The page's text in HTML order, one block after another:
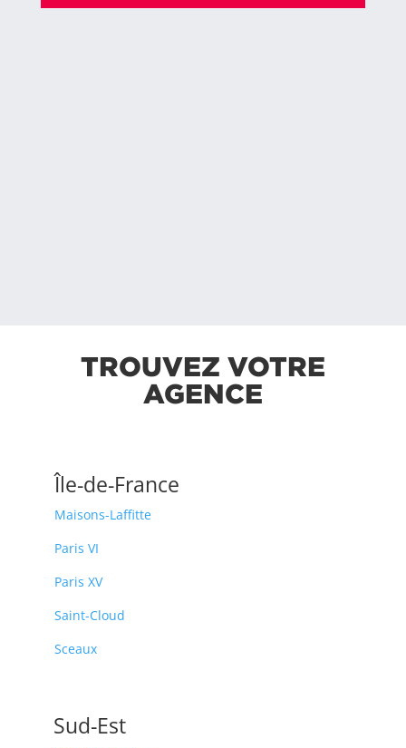
TROUVEZ VOTRE
AGENCE
Île-de-France
Maisons-Laffitte
Paris VI
Paris XV
Saint-Cloud
Sceaux
Sud-Est